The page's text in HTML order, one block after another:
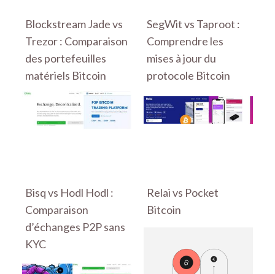
Blockstream Jade vs
Trezor : Comparaison
des portefeuilles
matériels Bitcoin
SegWit vs Taproot :
Comprendre les
mises à jour du
protocole Bitcoin
Bisq vs Hodl Hodl :
Comparaison
d’échanges P2P sans
KYC
Relai vs Pocket
Bitcoin